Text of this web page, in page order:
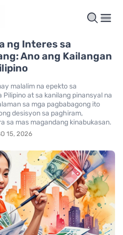
ng Interes sa
Ano ang Kailangan
malalim na epekto sa
at sa kanilang pinansyal na
sa mga pagbabagong ito
desisyon sa paghiram,
sa mas magandang kinabukasan.
15, 2026